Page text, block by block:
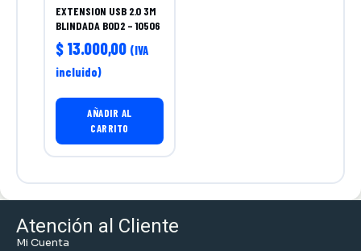
EXTENSION USB 2.0 3M
BLINDADA BOD2 – 10506
$ 13.000,00 (IVA
incluido)
AÑADIR AL
CARRITO
Atención al Cliente
Mi Cuenta